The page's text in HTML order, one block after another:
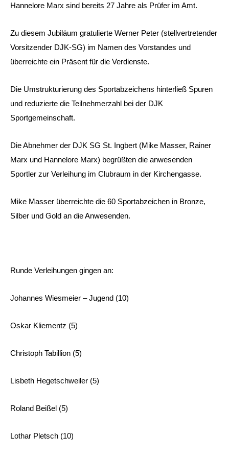
Hannelore Marx sind bereits 27 Jahre als Prüfer im Amt.
Zu diesem Jubiläum gratulierte Werner Peter (stellvertretender
Vorsitzender DJK-SG) im Namen des Vorstandes und
überreichte ein Präsent für die Verdienste.
Die Umstrukturierung des Sportabzeichens hinterließ Spuren
und reduzierte die Teilnehmerzahl bei der DJK
Sportgemeinschaft.
Die Abnehmer der DJK SG St. Ingbert (Mike Masser, Rainer
Marx und Hannelore Marx) begrüßten die anwesenden
Sportler zur Verleihung im Clubraum in der Kirchengasse.
Mike Masser überreichte die 60 Sportabzeichen in Bronze,
Silber und Gold an die Anwesenden.
Runde Verleihungen gingen an:
Johannes Wiesmeier – Jugend (10)
Oskar Kliementz (5)
Christoph Tabillion (5)
Lisbeth Hegetschweiler (5)
Roland Beißel (5)
Lothar Pletsch (10)